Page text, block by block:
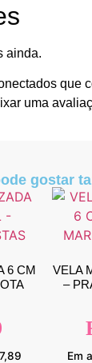
ainda.
que
uma
gostar
6 CM
VELA
–
Em